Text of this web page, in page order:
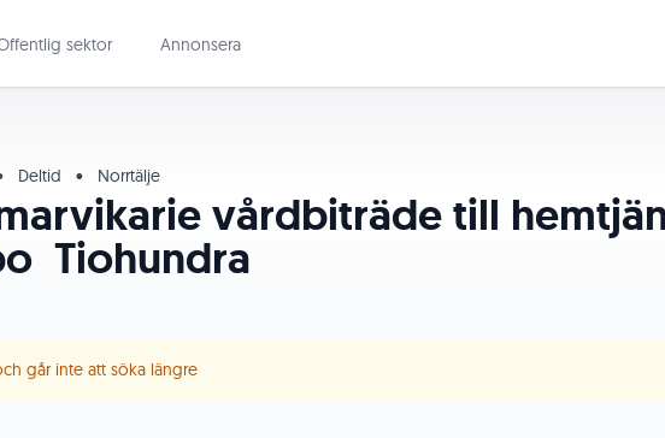
sektor Annonsera
Deltid • Norrtälje
vårdbiträde till
Tiohundra
går inte att söka längre